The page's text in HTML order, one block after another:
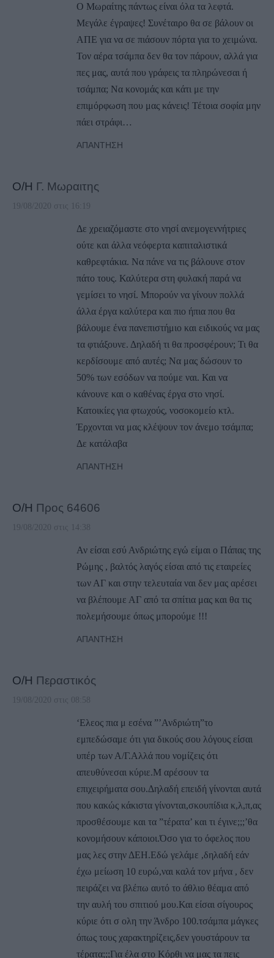
Ο Μωραίτης πάντως είναι όλα τα λεφτά.
Μεγάλε έγραψες! Συνέταιρο θα σε βάλουν οι
ΑΠΕ για να σε πιάσουν πόρτα για το χειμώνα.
Τον αέρα τσάμπα δεν θα τον πάρουν, αλλά για
πες μας, αυτά που γράφεις τα πληρώνεσαι ή
τσάμπα; Να κονομάς και κάτι με την
επιμόρφωση που μας κάνεις! Τέτοια σοφία μην
πάει στράφι…
ΑΠΆΝΤΗΣΗ
Ο/Η Γ. Μωραιτης
19/08/2020 στις 16:19
Δε χρειαζόμαστε στο νησί ανεμογεννήτριες
ούτε και άλλα νεόφερτα καπιταλιστικά
καθρεφτάκια. Να πάνε να τις βάλουνε στον
πάτο τους. Καλύτερα στη φυλακή παρά να
γεμίσει το νησί. Μπορούν να γίνουν πολλά
άλλα έργα καλύτερα και πιο ήπια που θα
βάλουμε ένα πανεπιστήμιο και ειδικούς να μας
τα φτιάξουνε. Δηλαδή τι θα προσφέρουν; Τι θα
κερδίσουμε από αυτές; Να μας δώσουν το
50% των εσόδων να πούμε ναι. Και να
κάνουνε και ο καθένας έργα στο νησί.
Κατοικίες για φτωχούς, νοσοκομείο κτλ.
Έρχονται να μας κλέψουν τον άνεμο τσάμπα;
Δε κατάλαβα
ΑΠΆΝΤΗΣΗ
Ο/Η Προς 64606
19/08/2020 στις 14:38
Αν είσαι εσύ Ανδριώτης εγώ είμαι ο Πάπας της
Ρώμης , βαλτός λαγός είσαι από τις εταιρείες
των ΑΓ και στην τελευταία ναι δεν μας αρέσει
να βλέπουμε ΑΓ από τα σπίτια μας και θα τις
πολεμήσουμε όπως μπορούμε !!!
ΑΠΆΝΤΗΣΗ
Ο/Η Περαστικός
19/08/2020 στις 08:58
‘Ελεος πια μ εσένα ”’Ανδριώτη”το
εμπεδώσαμε ότι για δικούς σου λόγους είσαι
υπέρ των Α/Γ.Αλλά που νομίζεις ότι
απευθύνεσαι κύριε.Μ αρέσουν τα
επιχειρήματα σου.Δηλαδή επειδή γίνονται αυτά
που κακώς κάκιστα γίνονται,σκουπίδια κ,λ,π,ας
προσθέσουμε και τα ”τέρατα’ και τι έγινε;;;’θα
κονομήσουν κάποιοι.Όσο για το όφελος που
μας λες στην ΔΕΗ.Εδώ γελάμε ,δηλαδή εάν
έχω μείωση 10 ευρώ,ναι καλά τον μήνα , δεν
πειράζει να βλέπω αυτό το άθλιο θέαμα από
την αυλή του σπιτιού μου.Και είσαι σίγουρος
κύριε ότι σ ολη την Άνδρο 100.τσάμπα μάγκες
όπως τους χαρακτηρίζεις,δεν γουστάρουν τα
τέρατα;;;Για έλα στο Κόρθι να μας τα πεις